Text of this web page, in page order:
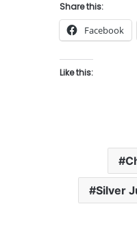
Share this:
Facebook
Like this:
Silver